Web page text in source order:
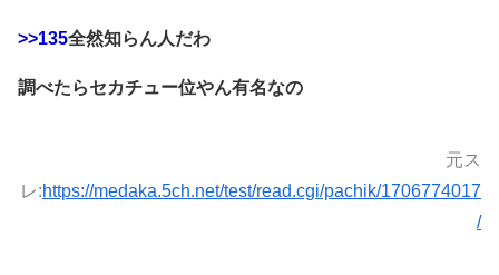
>>135全然知らん人だわ
調べたらセカチュー位やん有名なの
元ス
レ:https://medaka.5ch.net/test/read.cgi/pachik/1706774017
/